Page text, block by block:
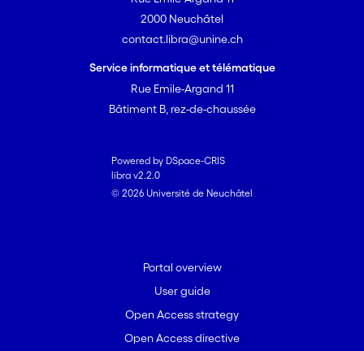
2000 Neuchâtel
contact.libra@unine.ch
Service informatique et télématique
Rue Emile-Argand 11
Bâtiment B, rez-de-chaussée
Powered by DSpace-CRIS
libra v2.2.0
© 2026 Université de Neuchâtel
Portal overview
User guide
Open Access strategy
Open Access directive